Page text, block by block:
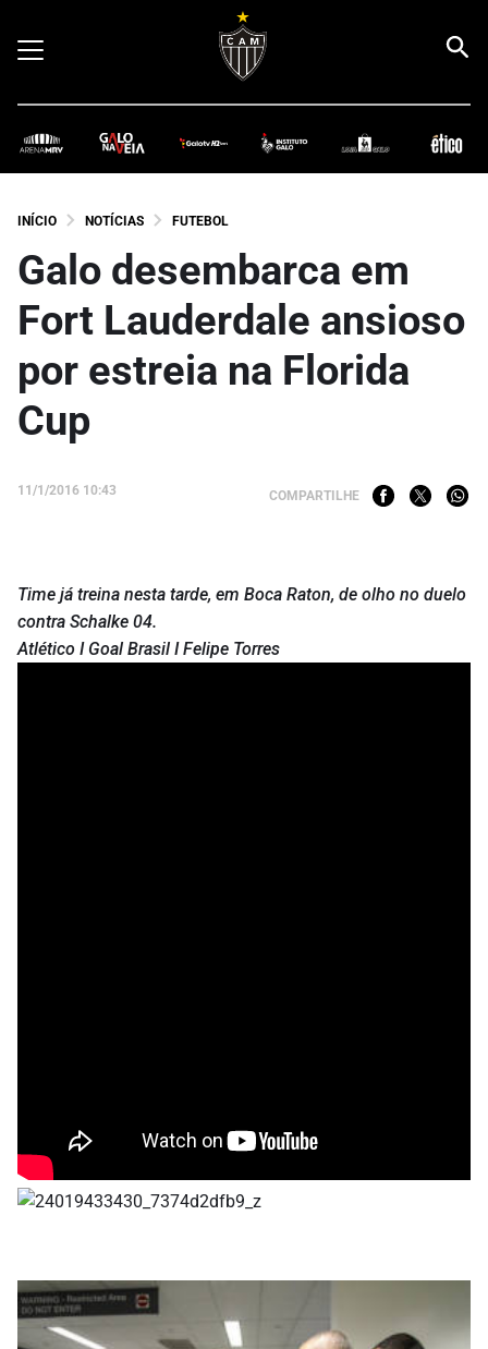
INÍCIO NOTÍCIAS FUTEBOL
Galo desembarca em
Fort Lauderdale ansioso
por estreia na Florida
Cup
11/1/2016 10:43 COMPARTILHE
Time já treina nesta tarde, em Boca Raton, de olho no duelo
contra Schalke 04.
Atlético I Goal Brasil I Felipe Torres